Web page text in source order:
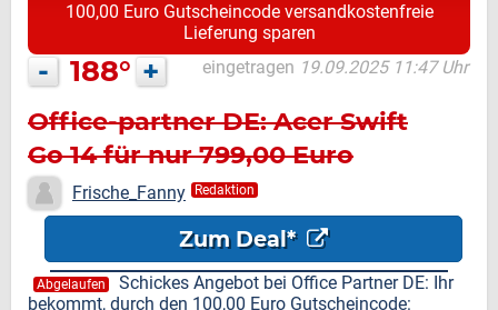
100,00 Euro Gutscheincode versandkostenfreie
Lieferung sparen
- 188° + eingetragen 19.09.2025 11:47 Uhr
Office-partner DE: Acer Swift
Go 14 für nur 799,00 Euro
Frische_Fanny Redaktion
Zum Deal*
Abgelaufen
Schickes Angebot bei Office Partner DE: Ihr
bekommt, durch den 100,00 Euro Gutscheincode: